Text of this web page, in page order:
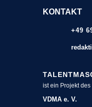
KONTAKT
+49
ist ein Projekt des
VDMA e. V.